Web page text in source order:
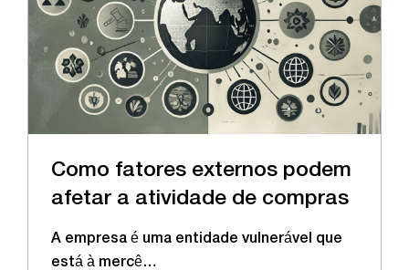
Como fatores externos podem
afetar a atividade de compras
A empresa é uma entidade vulnerável que
está à mercê…